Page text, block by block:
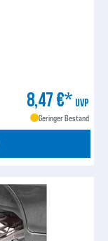
8,47 €* UVP
Geringer Bestand